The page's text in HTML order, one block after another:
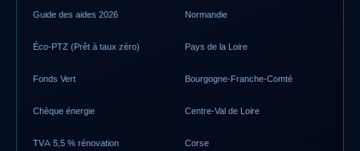
Guide des aides 2026
Éco-PTZ (Prêt à taux zéro)
Fonds Vert
Chèque énergie
TVA 5,5 % rénovation
Normandie
Pays de la Loire
Bourgogne-Franche-Comté
Centre-Val de Loire
Corse